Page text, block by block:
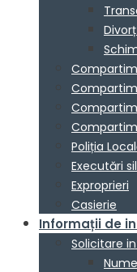
Poliția
Executări
Exproprieri
Casierie
Informații de
Solicitare